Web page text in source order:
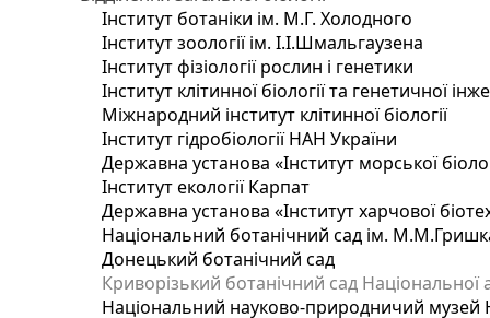
Інститут ботаніки ім. М.Г. Холодного
Інститут зоології ім. І.І.Шмальгаузена
Інститут фізіології рослин і генетики
Інститут клітинної біології та генетичної
Міжнародний інститут клітинної біології
Інститут гідробіології НАН України
Державна установа «Інститут морської
Інститут екології Карпат
Державна установа «Інститут харчової
Національний ботанічний сад ім.
Донецький ботанічний сад
Криворізький ботанічний сад Національної
Національний науково-природничий музей